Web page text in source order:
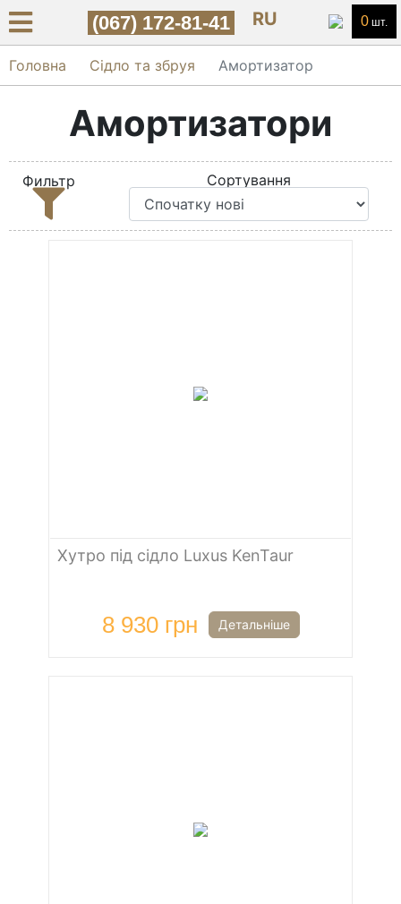
(067) 172-81-41 RU 0 шт.
Головна Сідло та збруя Амортизатор
Амортизатори
Фильтр Сортування
Хутро під сідло Luxus KenTaur
8 930 грн Детальніше